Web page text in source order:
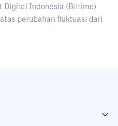
Digital Indonesia (Bittime)
perubahan fluktuasi dari